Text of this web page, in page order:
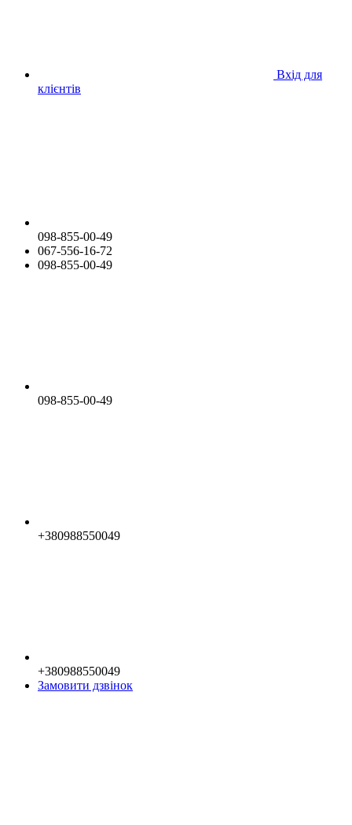
Вхід для
клієнтів
098-855-00-49
067-556-16-72
098-855-00-49
098-855-00-49
+380988550049
+380988550049
Замовити дзвінок